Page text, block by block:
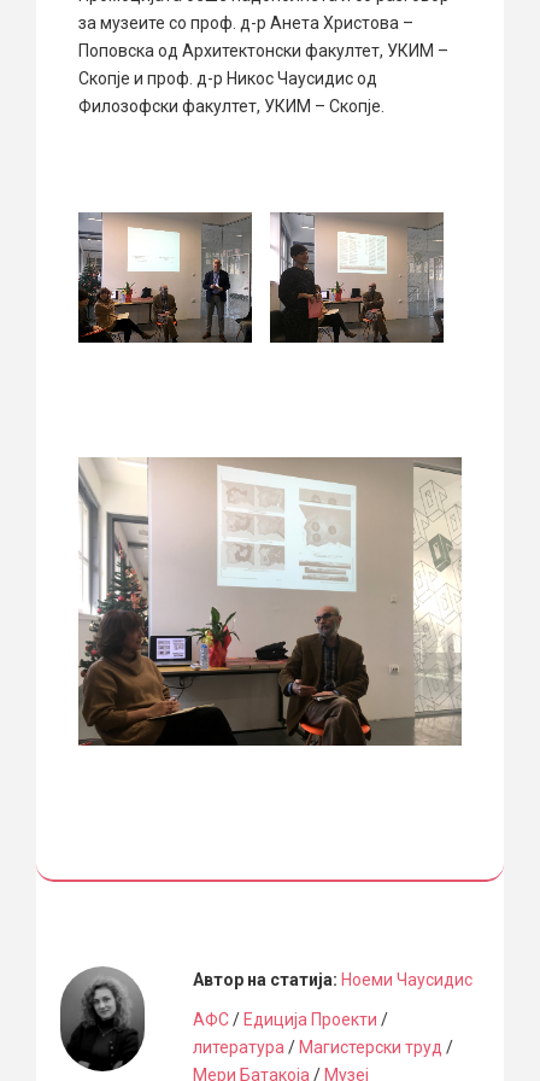
за музеите со проф. д-р Анета Христова –
Поповска од Архитектонски факултет, УКИМ –
Скопје и проф. д-р Никос Чаусидис од
Филозофски факултет, УКИМ – Скопје.
Автор на статија: Ноеми Чаусидис
АФС/ Едиција Проекти /
литература / Магистерски труд /
Мери Батакоја / Музеј